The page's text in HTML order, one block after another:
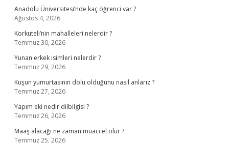
Anadolu Üniversitesi’nde kaç öğrenci var ?
Ağustos 4, 2026
Korkuteli’nin mahalleleri nelerdir ?
Temmuz 30, 2026
Yunan erkek isimleri nelerdir ?
Temmuz 29, 2026
Kuşun yumurtasının dolu olduğunu nasıl anlarız ?
Temmuz 27, 2026
Yapım eki nedir dilbilgisi ?
Temmuz 26, 2026
Maaş alacağı ne zaman muaccel olur ?
Temmuz 25, 2026